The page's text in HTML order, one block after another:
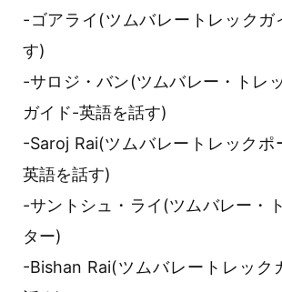
-ゴアライ(ツムバレートレックガ
す)
-サロジ・バン(ツムバレー・トレ
ガイド-英語を話す)
-Saroj Rai(ツムバレートレックポ
英語を話す)
-サントシュ・ライ(ツムバレー・
ター)
-Bishan Rai(ツムバレートレック